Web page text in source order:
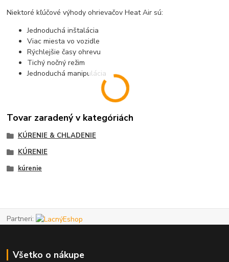
Niektoré kľúčové výhody ohrievačov Heat Air sú:
Jednoduchá inštalácia
Viac miesta vo vozidle
Rýchlejšie časy ohrevu
Tichý nočný režim
Jednoduchá manipulácia
Tovar zaradený v kategóriách
KÚRENIE & CHLADENIE
KÚRENIE
kúrenie
Partneri:
Všetko o nákupe